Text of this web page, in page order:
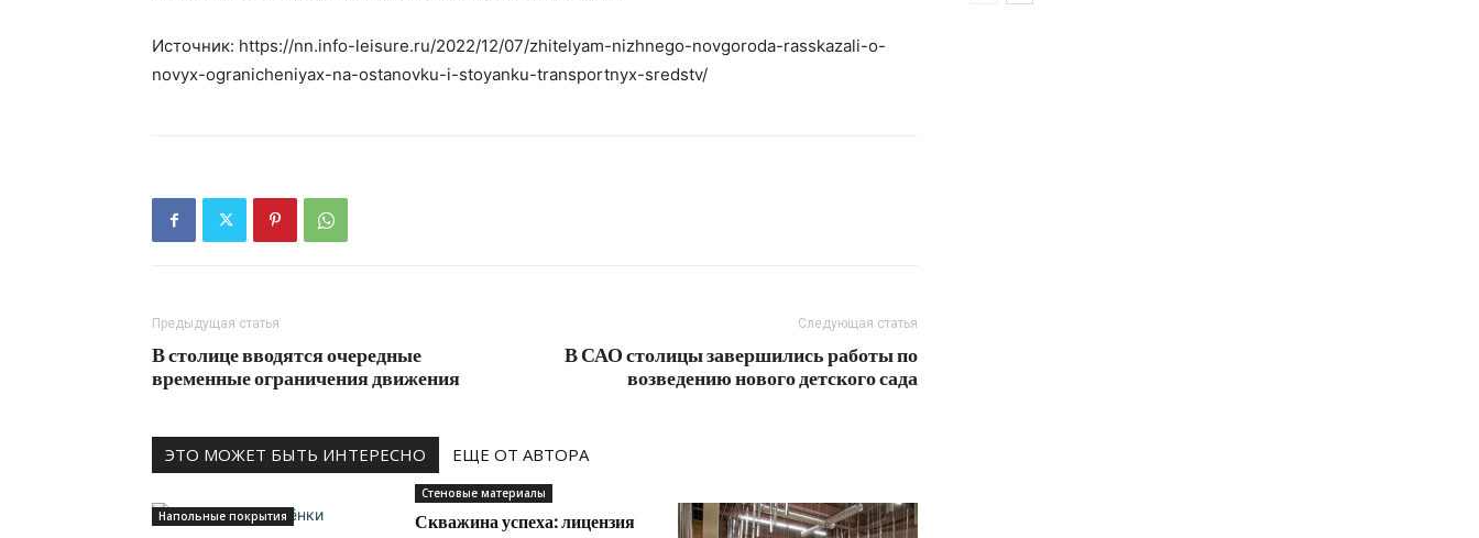
Источник: https://nn.info-leisure.ru/2022/12/07/zhitelyam-nizhnego-novgoroda-rasskazali-o-
novyx-ogranicheniyax-na-ostanovku-i-stoyanku-transportnyx-sredstv/
Предыдущая статья
В столице вводятся очередные
временные ограничения движения
Следующая статья
В САО столицы завершились работы по
возведению нового детского сада
ЭТО МОЖЕТ БЫТЬ ИНТЕРЕСНО ЕЩЕ ОТ АВТОРА
Напольные покрытия
Стеновые материалы
Скважина успеха: лицензия